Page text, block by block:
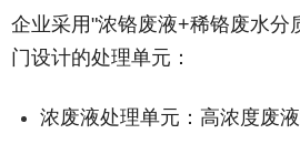
企业采用"浓铬废液+稀铬废水分
门设计的处理单元：
浓废液处理单元：高浓度废